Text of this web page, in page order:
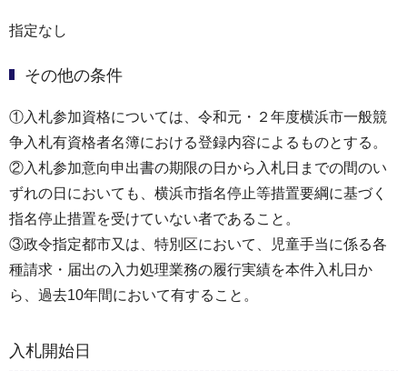
指定なし
その他の条件
①入札参加資格については、令和元・２年度横浜市一般競
争入札有資格者名簿における登録内容によるものとする。
②入札参加意向申出書の期限の日から入札日までの間のい
ずれの日においても、横浜市指名停止等措置要綱に基づく
指名停止措置を受けていない者であること。
③政令指定都市又は、特別区において、児童手当に係る各
種請求・届出の入力処理業務の履行実績を本件入札日か
ら、過去10年間において有すること。
入札開始日